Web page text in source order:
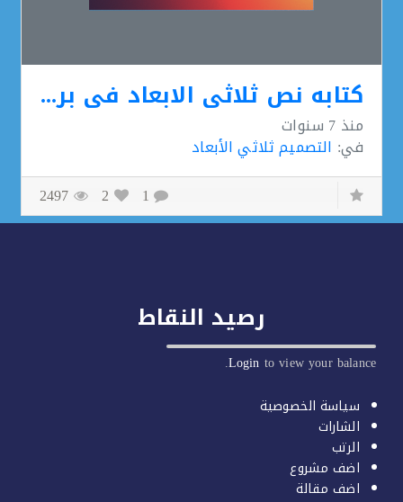
كتابه نص ثلاثي الابعاد في برنامج Blenderمع عمل تلاعب بالضوء والظل
التصميم ثلاثي الأبعاد
2
2497
رصيد النقاط
Loginto view your
سياسة الخصوصية
الشارات
الرتب
اضف مشروع
اضف مقالة